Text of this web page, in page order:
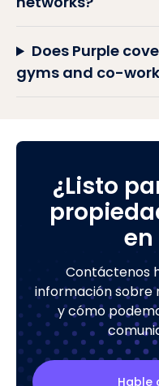
Does Purple
gyms and co-
¿Listo
en
Contáctenos
información sobre
y cómo
Hable